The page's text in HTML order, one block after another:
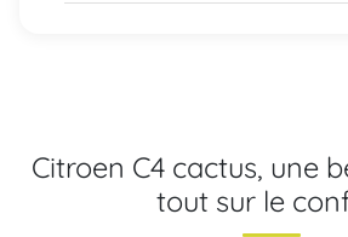
Citroen C4 cactus, une
tout sur le